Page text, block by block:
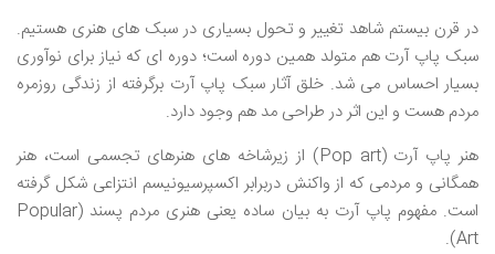
در قرن بیستم شاهد تغییر و تحول بسیاری در سبک های هنری هستیم.
سبک پاپ آرت هم متولد همین دوره است؛ دوره ای که نیاز برای نوآوری
بسیار احساس می شد. خلق آثار سبک پاپ آرت برگرفته از زندگی روزمره
مردم هست و این اثر در طراحی مد هم وجود دارد.
هنر پاپ آرت (Pop art) از زیرشاخه های هنرهای تجسمی است، هنر
همگانی و مردمی که از واکنش دربرابر اکسپرسیونیسم انتزاعی شکل گرفته
است. مفهوم پاپ آرت به بیان ساده یعنی هنری مردم پسند (Popular
Art).